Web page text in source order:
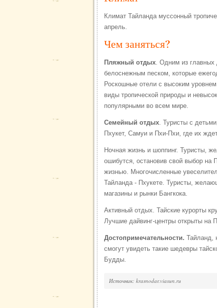
Климат Тайланда муссонный
апрель.
Чем заняться?
Пляжный отдых. Одним из главных
белоснежным песком, которые
Роскошные отели с высоким
виды тропической природы и
популярными во всем мире.
Семейный отдых. Туристы с
Пхукет, Самуи и Пхи-Пхи, где их
Ночная жизнь и шоппинг. Туристы,
ошибутся, остановив свой выбор на
жизнью. Многочисленные
Тайланда - Пхукете. Туристы,
магазины и рынки Бангкока.
Активный отдых. Тайские курорты
Лучшие дайвинг-центры открыты на
Достопримечательности. Тайланд,
смогут увидеть такие шедевры
Будды.
Источник: krasnodar.viasun.ru